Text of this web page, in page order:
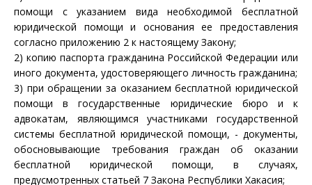
помощи с указанием вида необходимой бесплатной
юридической помощи и основания ее предоставления
согласно приложению 2 к настоящему Закону;
2) копию паспорта гражданина Российской Федерации или
иного документа, удостоверяющего личность гражданина;
3) при обращении за оказанием бесплатной юридической
помощи в государственные юридические бюро и к
адвокатам, являющимся участниками государственной
системы бесплатной юридической помощи, - документы,
обосновывающие требования граждан об оказании
бесплатной юридической помощи, в случаях,
предусмотренных статьей 7 Закона Республики Хакасия;